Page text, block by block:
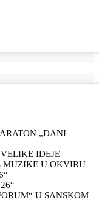
„DANI
IDEJE
MUZIKE U OKVIRU
U SANSKOM